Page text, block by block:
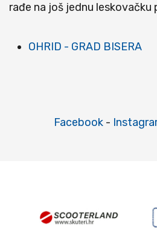
rađe na još jednu leskovačku
OHRID - GRAD BISERA
Facebook -